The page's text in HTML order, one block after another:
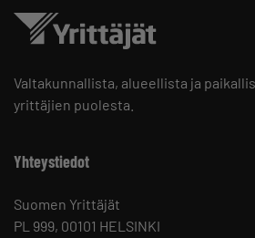
Valtakunnallista, alueellista ja
yrittäjien puolesta.
Yhteystiedot
Suomen Yrittäjät
PL 999, 00101 HELSINKI